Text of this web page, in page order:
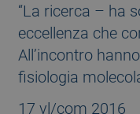
“La ricerca – ha
eccellenza che
All’incontro
fisiologia
17 vl/com 2016